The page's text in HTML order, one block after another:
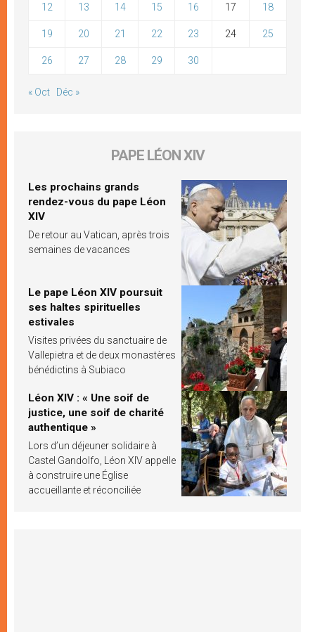
12 13 14 15 16 17 18
19 20 21 22 23 24 25
26 27 28 29 30
« Oct Déc »
PAPE LÉON XIV
Les prochains grands
rendez-vous du pape Léon
XIV
De retour au Vatican, après trois
semaines de vacances
Le pape Léon XIV poursuit
ses haltes spirituelles
estivales
Visites privées du sanctuaire de
Vallepietra et de deux monastères
bénédictins à Subiaco
Léon XIV : « Une soif de
justice, une soif de charité
authentique »
Lors d’un déjeuner solidaire à
Castel Gandolfo, Léon XIV appelle
à construire une Église
accueillante et réconciliée